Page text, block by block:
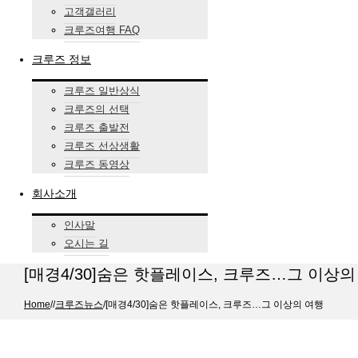
고객갤러리
크루즈여행 FAQ
크루즈 정보
크루즈 일반상식
크루즈의 선택
크루즈 출발전
크루즈 선상생활
크루즈 동영상
회사소개
인사말
오시는 길
[매경4/30]숨은 핫플레이스, 크루즈…그 이상
Home//크루즈뉴스/[매경4/30]숨은 핫플레이스, 크루즈…그 이상의 여행